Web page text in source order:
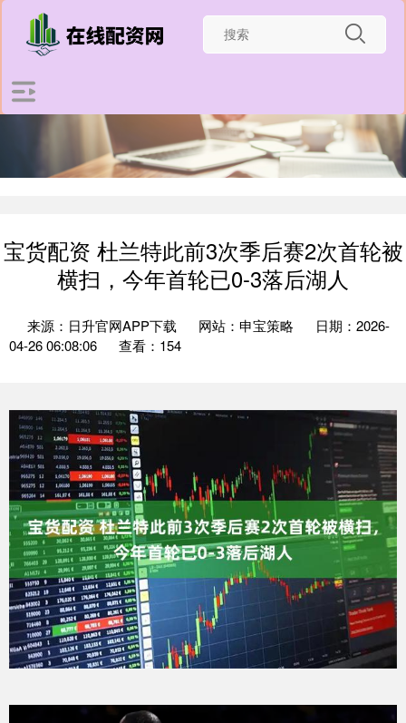
宝货配资 杜兰特此前3次季后赛2次首轮被
横扫，今年首轮已0-3落后湖人
来源：日升官网APP下载 网站：申宝策略
日期：2026-
04-26 06:08:06
查看：154